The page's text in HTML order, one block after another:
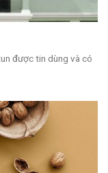
được tin dùng và có